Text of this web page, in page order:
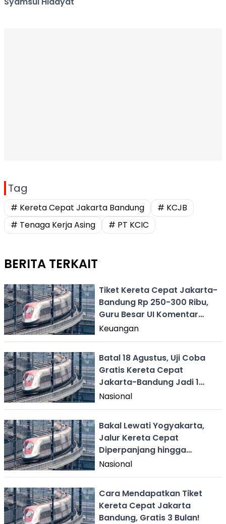
Tag
# Kereta Cepat Jakarta Bandung
# KCJB
# Tenaga Kerja Asing
# PT KCIC
BERITA TERKAIT
Tiket Kereta Cepat Jakarta-
Bandung Rp 250-300 Ribu,
Guru Besar UI Komentar
Begini
Keuangan
Batal 18 Agustus, Uji Coba
Gratis Kereta Cepat
Jakarta-Bandung Jadi 1
September
Nasional
Bakal Lewati Yogyakarta,
Jalur Kereta Cepat
Diperpanjang hingga
Surabaya
Nasional
Cara Mendapatkan Tiket
Kereta Cepat Jakarta
Bandung, Gratis 3 Bulan!